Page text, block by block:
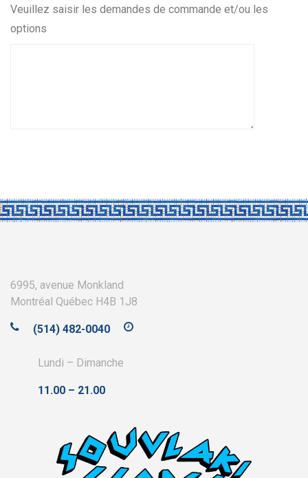
-
poulet
Veuillez saisir les demandes de commande et/ou les
options
6995, avenue Monkland
Montréal Québec H4B 1J8
(514) 482-0040
Lundi – Dimanche
11.00 – 21.00